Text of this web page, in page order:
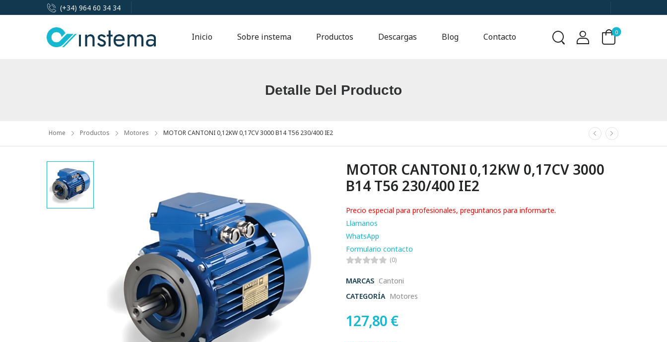
(+34) 964 60 34 34
Inicio Sobre instema Productos Descargas Blog Contacto 0
Detalle Del Producto
Home Productos Motores MOTOR CANTONI 0,12KW 0,17CV 3000 B14 T56 230/400 IE2
MOTOR CANTONI 0,12KW 0,17CV 3000
B14 T56 230/400 IE2
Precio especial para profesionales, preguntanos para informarte.
Llamanos
WhatsApp
Formulario contacto
(0)
MARCAS Cantoni
CATEGORÍA Motores
127,80 €